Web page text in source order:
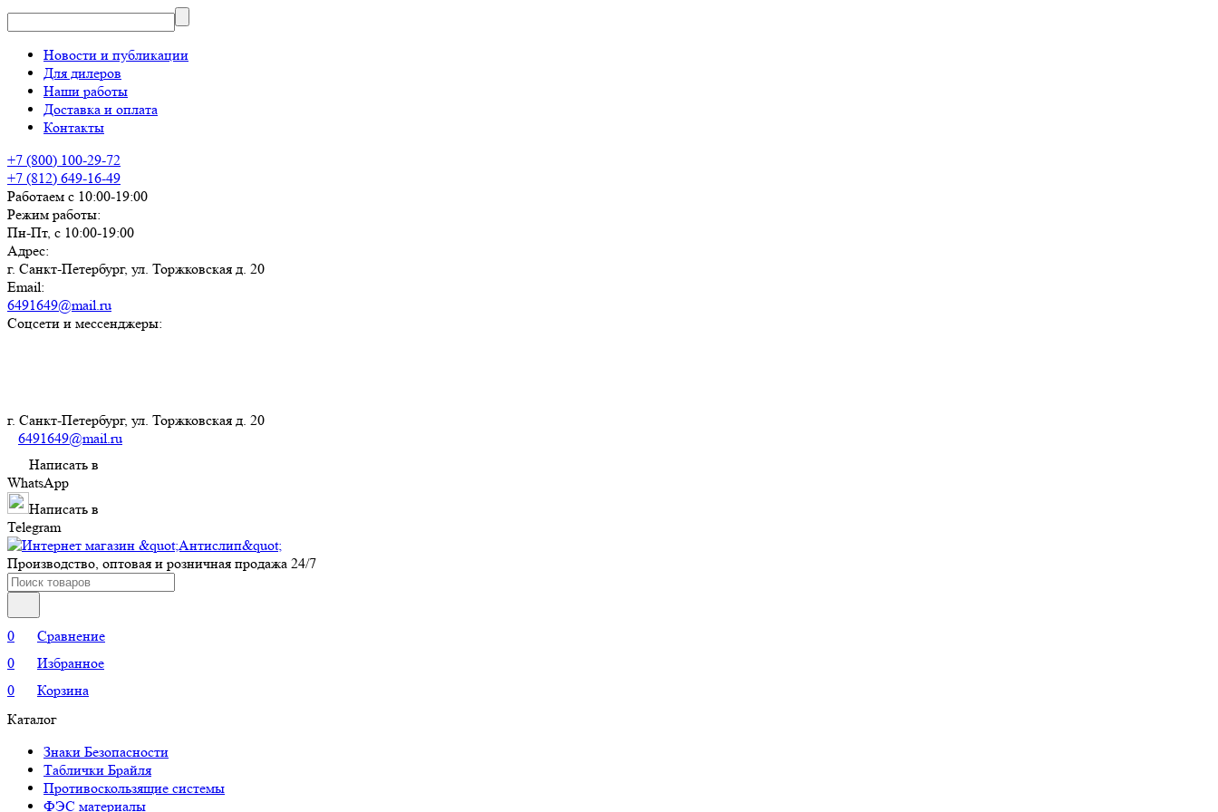
Новости и публикации
Для дилеров
Наши работы
Доставка и оплата
Контакты
+7 (800) 100-29-72
+7 (812) 649-16-49
Работаем с 10:00-19:00
Режим работы:
Пн-Пт, с 10:00-19:00
Адрес:
г. Санкт-Петербург, ул. Торжковская д. 20
Email:
6491649@mail.ru
Соцсети и мессенджеры:
г. Санкт-Петербург, ул. Торжковская д. 20
6491649@mail.ru
Написать в
WhatsApp
Написать в
Telegram
Производство, оптовая и розничная продажа 24/7
0
Сравнение
0
Избранное
0
Корзина
Каталог
Знаки Безопасности
Таблички Брайля
Противоскользящие системы
ФЭС материалы